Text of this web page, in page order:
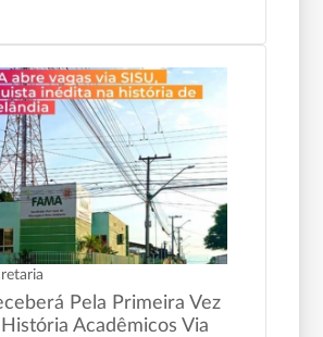
Pela Primeira Vez
História Acadêmicos Via